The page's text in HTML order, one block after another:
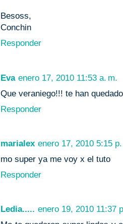
Besoss,
Conchin
Responder
Eva enero 17, 2010 11:53 a. m.
Que veraniego!!! te han
Responder
marialex enero 17, 2010 5:15 p.
mo super ya me voy x el tuto
Responder
Ledia..... enero 19, 2010 11:37